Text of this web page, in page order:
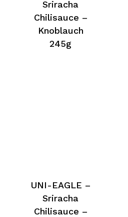
Sriracha
Chilisauce –
Knoblauch
245g
UNI-EAGLE –
Sriracha
Chilisauce –